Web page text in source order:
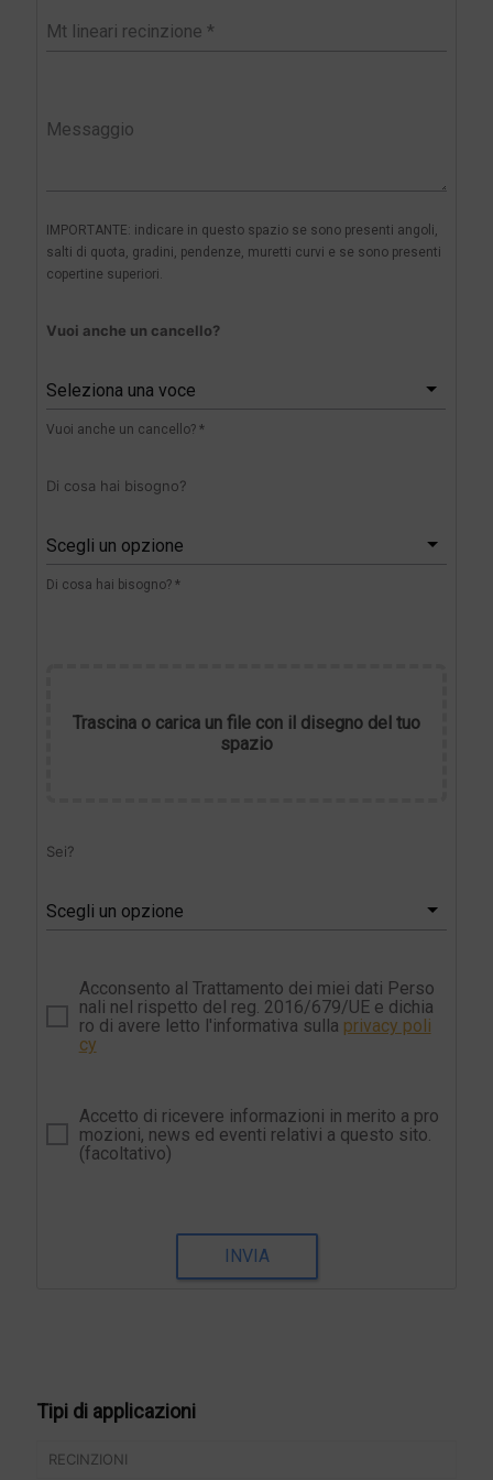
IMPORTANTE: indicare in questo spazio se sono presenti angoli,
salti di quota, gradini, pendenze, muretti curvi e se sono presenti
copertine superiori.
Vuoi anche un cancello?
Seleziona una voce
Vuoi anche un cancello? *
Di cosa hai bisogno?
Scegli un opzione
Di cosa hai bisogno? *
Trascina o carica un file con il disegno del tuo
spazio
Sei?
Scegli un opzione
Acconsento al Trattamento dei miei dati Perso
nali nel rispetto del reg. 2016/679/UE e dichia
ro di avere letto l'informativa sulla privacy poli
cy
Accetto di ricevere informazioni in merito a pro
mozioni, news ed eventi relativi a questo sito.
(facoltativo)
INVIA
Tipi di applicazioni
RECINZIONI